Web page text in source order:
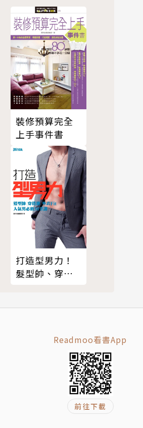
裝修預算完全
上手事件書
打造型男力！
髮型帥、穿搭
Readmoo看書App
前往下載